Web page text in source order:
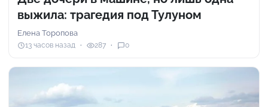
выжила: трагедия под Тулуном
Елена Торопова
13 часов назад 287 0